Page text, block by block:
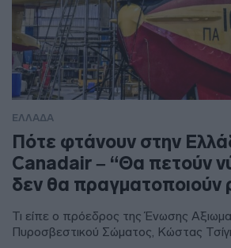
ΕΛΛΑΔΑ
Πότε φτάνουν στην
Canadair – “Θα πετούν
δεν θα πραγματοποιούν
Τι είπε ο πρόεδρος της Ένωσης
Πυροσβεστικού Σώματος, Κώστας